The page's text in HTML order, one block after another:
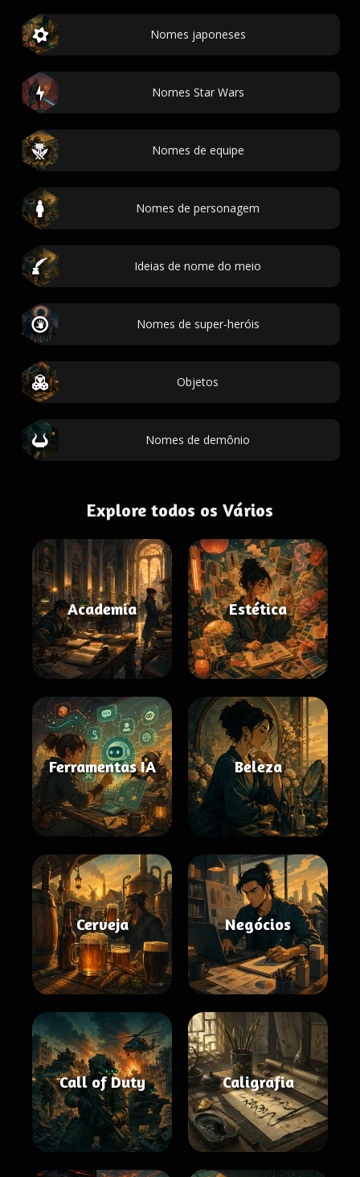
Nomes japoneses
Nomes Star Wars
Nomes de equipe
Nomes de personagem
Ideias de nome do meio
Nomes de super-heróis
Objetos
Nomes de demônio
Explore todos os Vários
Academia Estética
Ferramentas IA Beleza
Cerveja Negócios
Call of Duty Caligrafia